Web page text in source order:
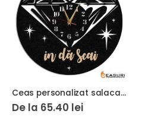
Ceas personalizat salaca daimat in da scai
De la 65.40 lei